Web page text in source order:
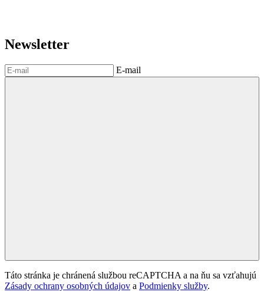
Newsletter
E-mail
Táto stránka je chránená službou reCAPTCHA a na ňu sa vzťahujú
Zásady ochrany osobných údajov a Podmienky služby.